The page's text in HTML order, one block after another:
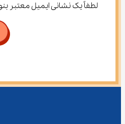
لطفاً یک نشانی ایمیل معتبر